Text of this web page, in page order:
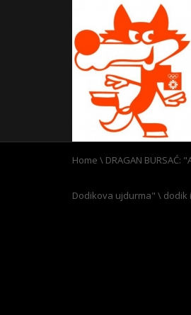
Home \ DRAGAN
Dodikova ujdurma" \ dodik